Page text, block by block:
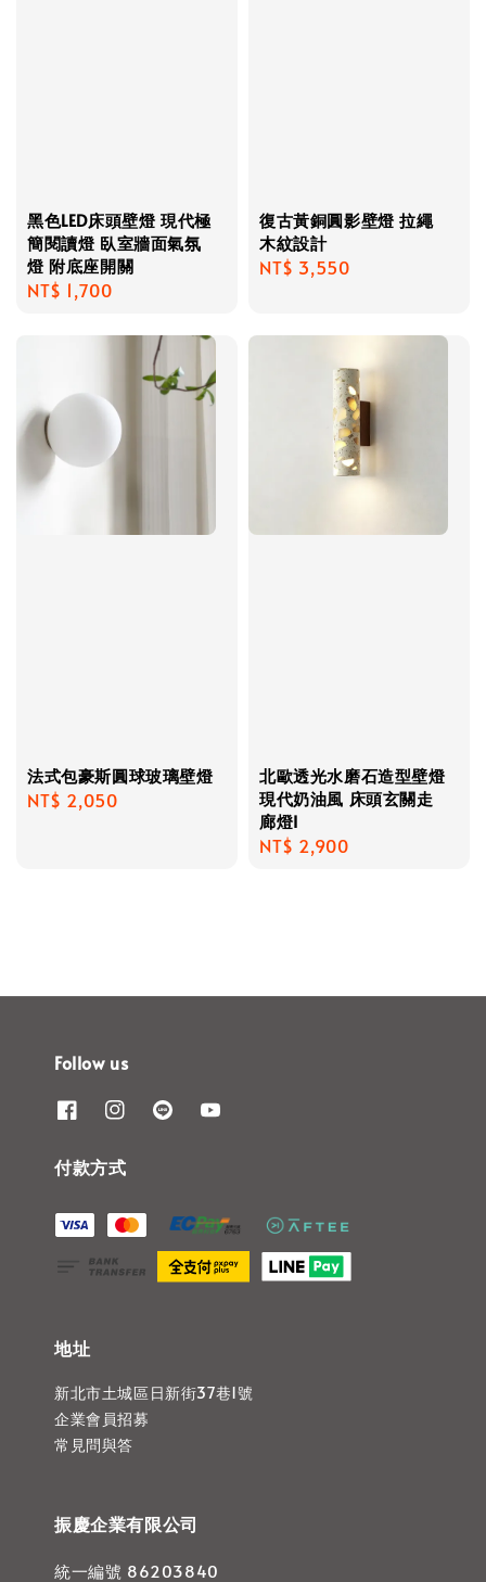
黑色LED床頭壁燈 現代極
簡閱讀燈 臥室牆面氣氛
燈 附底座開關
Regular
NT$ 1,700
復古黃銅圓影壁燈 拉繩
木紋設計
Regular
NT$ 3,550
法式包豪斯圓球玻璃壁燈
Regular
NT$ 2,050
北歐透光水磨石造型壁燈
現代奶油風 床頭玄關走
廊燈I
Regular
NT$ 2,900
Follow us
付款方式
地址
新北市土城區日新街37巷1號
企業會員招募
常見問與答
振慶企業有限公司
統一編號 86203840